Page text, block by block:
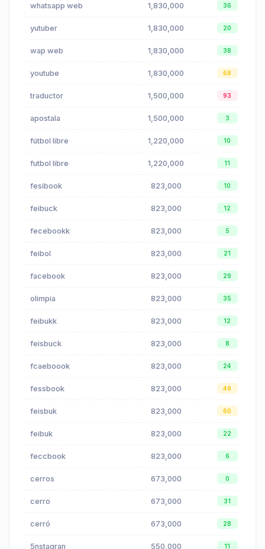
whatsapp web 1,830,000 36
yutuber 1,830,000 20
wap web 1,830,000 38
youtube 1,830,000 68
traductor 1,500,000 93
apostala 1,500,000 3
fútbol libre 1,220,000 10
futbol libre 1,220,000 11
fesibook 823,000 10
feibuck 823,000 12
fecebookk 823,000 5
feibol 823,000 21
facebook 823,000 29
olimpia 823,000 35
feibukk 823,000 12
feisbuck 823,000 8
fcaeboook 823,000 24
fessbook 823,000 49
feisbuk 823,000 60
feibuk 823,000 22
feccbook 823,000 6
cerros 673,000 0
cerro 673,000 31
cerró 673,000 28
5nstagran 550,000 11